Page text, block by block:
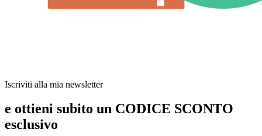
Iscriviti alla mia newsletter
e ottieni subito un CODICE SCONTO
esclusivo